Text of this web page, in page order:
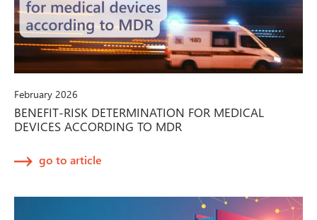
February 2026
BENEFIT-RISK DETERMINATION FOR MEDICAL
DEVICES ACCORDING TO MDR
go to article